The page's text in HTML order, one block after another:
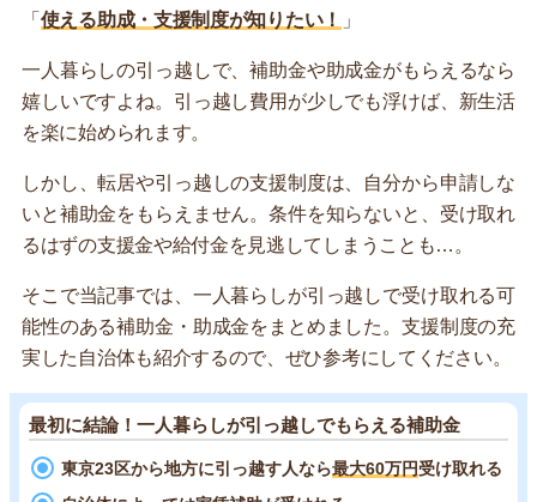
「 使える助成・支援制度が知りたい！ 」
一人暮らしの引っ越しで、補助金や助成金がもらえるなら
嬉しいですよね。引っ越し費用が少しでも浮けば、新生活
を楽に始められます。
しかし、転居や引っ越しの支援制度は、自分から申請しな
いと補助金をもらえません。条件を知らないと、受け取れ
るはずの支援金や給付金を見逃してしまうことも…。
そこで当記事では、一人暮らしが引っ越しで受け取れる可
能性のある補助金・助成金をまとめました。支援制度の充
実した自治体も紹介するので、ぜひ参考にしてください。
最初に結論！一人暮らしが引っ越しでもらえる補助金
東京23区から地方に引っ越す人なら最大60万円受け取れる